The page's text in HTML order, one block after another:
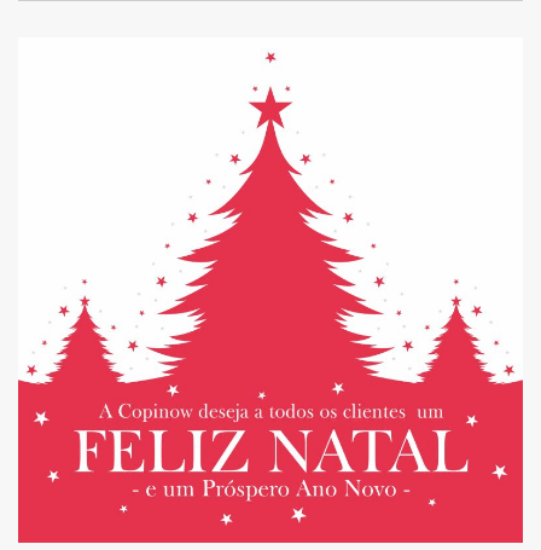
HORÁRIO DE NATAL 2025
E FIM DE ANO